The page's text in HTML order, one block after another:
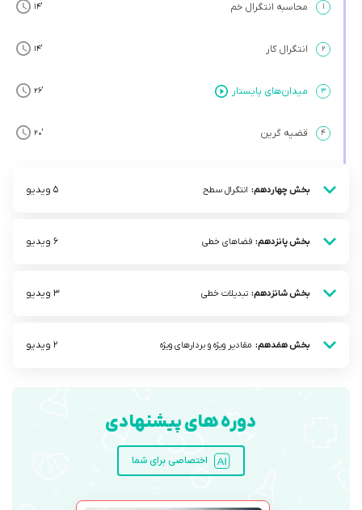
۱ محاسبه انتگرال خم ’14
۲ انتگرال کار ’14
۳ میدان‌های پایستار ’26
۴ قضیه گرین ’20
بخش چهاردهم: انتگرال سطح 5 ویدیو
بخش پانزدهم: فضاهای خطی 6 ویدیو
بخش شانزدهم: تبدیلات خطی 3 ویدیو
بخش هفدهم: مقادیر ویژه و بردار‌های ویژه 2 ویدیو
دوره های پیشنهادی
اختصاصی برای شما